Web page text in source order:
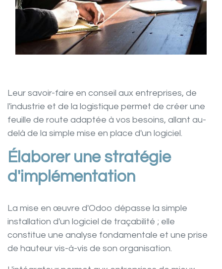
Leur savoir-faire en conseil aux entreprises, de
l'industrie et de la logistique permet de créer une
feuille de route adaptée à vos besoins, allant au-
delà de la simple mise en place d'un logiciel.
Élaborer une stratégie
d'implémentation
La mise en œuvre d'Odoo dépasse la simple
installation d'un logiciel de traçabilité ; elle
constitue une analyse fondamentale et une prise
de hauteur vis-à-vis de son organisation.